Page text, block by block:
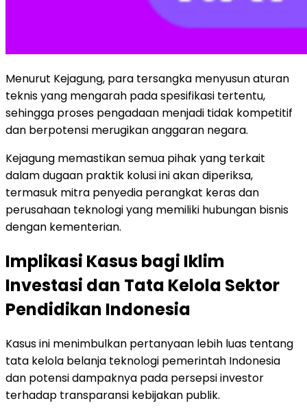
Menurut Kejagung, para tersangka menyusun aturan
teknis yang mengarah pada spesifikasi tertentu,
sehingga proses pengadaan menjadi tidak kompetitif
dan berpotensi merugikan anggaran negara.
Kejagung memastikan semua pihak yang terkait
dalam dugaan praktik kolusi ini akan diperiksa,
termasuk mitra penyedia perangkat keras dan
perusahaan teknologi yang memiliki hubungan bisnis
dengan kementerian.
Implikasi Kasus bagi Iklim
Investasi dan Tata Kelola Sektor
Pendidikan Indonesia
Kasus ini menimbulkan pertanyaan lebih luas tentang
tata kelola belanja teknologi pemerintah Indonesia
dan potensi dampaknya pada persepsi investor
terhadap transparansi kebijakan publik.